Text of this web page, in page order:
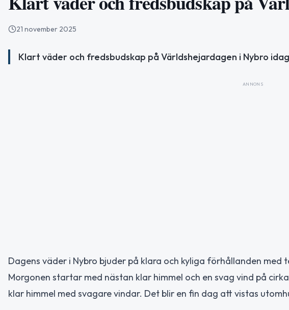
21 november 2025
Klart väder och fredsbudskap på Världshejardagen i Nybro
ANNONS
Dagens väder i Nybro bjuder på klara och kyliga förhållanden med
Morgonen startar med nästan klar himmel och en svag vind på
klar himmel med svagare vindar. Det blir en fin dag att vistas